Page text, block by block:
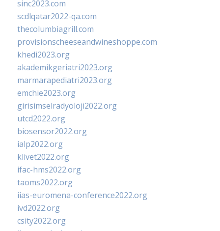
sinc2023.com
scdlqatar2022-qa.com
thecolumbiagrill.com
provisionscheeseandwineshoppe.com
khedi2023.org
akademikgeriatri2023.org
marmarapediatri2023.org
emchie2023.org
girisimselradyoloji2022.org
utcd2022.org
biosensor2022.org
ialp2022.org
klivet2022.org
ifac-hms2022.org
taoms2022.org
iias-euromena-conference2022.org
ivd2022.org
csity2022.org